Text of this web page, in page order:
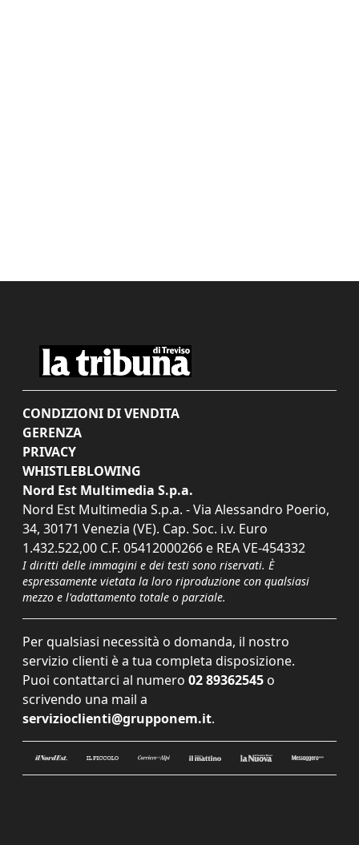
CONDIZIONI DI VENDITA
GERENZA
PRIVACY
WHISTLEBLOWING
Nord Est Multimedia S.p.a.
Nord Est Multimedia S.p.a. - Via Alessandro Poerio,
34, 30171 Venezia (VE). Cap. Soc. i.v. Euro
1.432.522,00 C.F. 05412000266 e REA VE-454332
I diritti delle immagini e dei testi sono riservati. È
espressamente vietata la loro riproduzione con qualsiasi
mezzo e l'adattamento totale o parziale.
Per qualsiasi necessità o domanda, il nostro
servizio clienti è a tua completa disposizione.
Puoi contattarci al numero 02 89362545 o
scrivendo una mail a
servizioclienti@grupponem.it.